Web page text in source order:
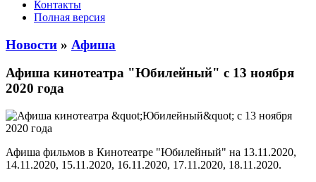
Контакты
Полная версия
Новости » Афиша
Афиша кинотеатра "Юбилейный" c 13 ноября
2020 года
Афиша фильмов в Кинотеатре "Юбилейный" на 13.11.2020,
14.11.2020, 15.11.2020, 16.11.2020, 17.11.2020, 18.11.2020.